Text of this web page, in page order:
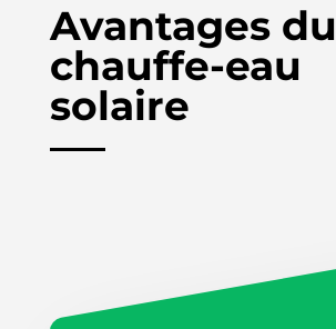
Avantages du
chauffe-eau
solaire